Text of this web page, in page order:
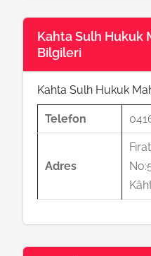
Kahta Sulh Hukuk
Bilgileri
Kahta Sulh Hukuk
Telefon
Adres